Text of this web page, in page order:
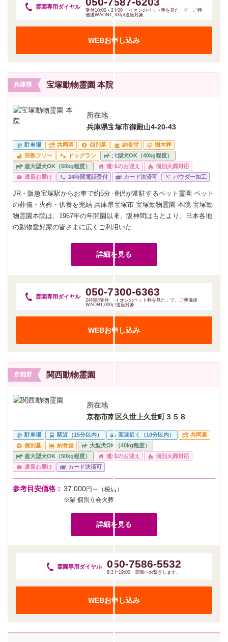
霊園専用 ダイヤル
受付10:00 - 24:00 「イオンのペット葬を見た」で、ご葬
儀後WAON1,000pt進呈対象
WEBお申し込み
兵庫県 宝塚動物霊園 本院
所在地
兵庫県宝塚市御殿山4-20-43
駐車場 共同墓 個別墓 納骨堂
樹木葬
宗教フリー
ドッグラン
大型犬OK（40kg程度）
超大型犬OK（50kg程度）
遺体のお迎え
個別火葬対応
遺骨お届け
24時間電話受付 カード決済可 パウダー加工
JR・阪急宝塚駅からお車で約5分 僧侶が常駐するペット霊園 ペット
の葬儀・火葬・供養を完結 兵庫県宝塚市 宝塚動物霊園 本院 宝塚動
物霊園本院は、1967年の年開園以来、阪神間はもとより、日本各地
の動物愛好家の皆さまに広くご利用いた...
詳細を見る
霊園専用 ダイヤル 050-7300-6363
24時間受付 「イオンのペット葬を見た」で、ご葬儀後
WAON1,000pt進呈対象
WEBお申し込み
京都府 関西動物霊園
所在地
京都市南区久世上久世町３５８
駐車場 駅近（15分以内） 高速近く（10分以内）
共同墓
個別墓
納骨堂
大型犬OK（40kg程度）
超大型犬OK（50kg程度）
遺体のお迎え
個別火葬対応
遺骨お届け
カード決済可
参考目安価格： 37,000円～（税込）
※猫 個別立会火葬
詳細を見る
霊園専用 ダイヤル 050-7586-5532
8:30~19:00 霊園へお繋ぎします。
WEBお申し込み